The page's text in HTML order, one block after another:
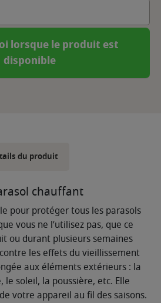
lorsque le produit est
disponible
du produit
chauffant
pour protéger tous les parasols
vous ne l’utilisez pas, que ce
ou durant plusieurs semaines
les effets du vieillissement
aux éléments extérieurs : la
le soleil, la poussière, etc. Elle
votre appareil au fil des saisons.